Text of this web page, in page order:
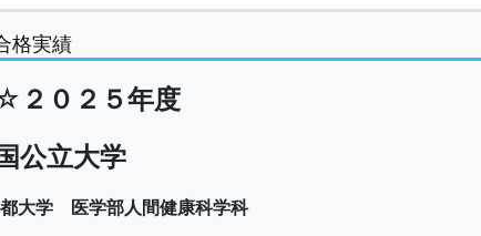
格実績
２０２５年度
公立大学
大学 医学部人間健康科学科